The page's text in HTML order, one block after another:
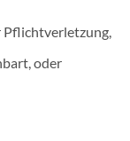
Pflichtverletzung,
oder